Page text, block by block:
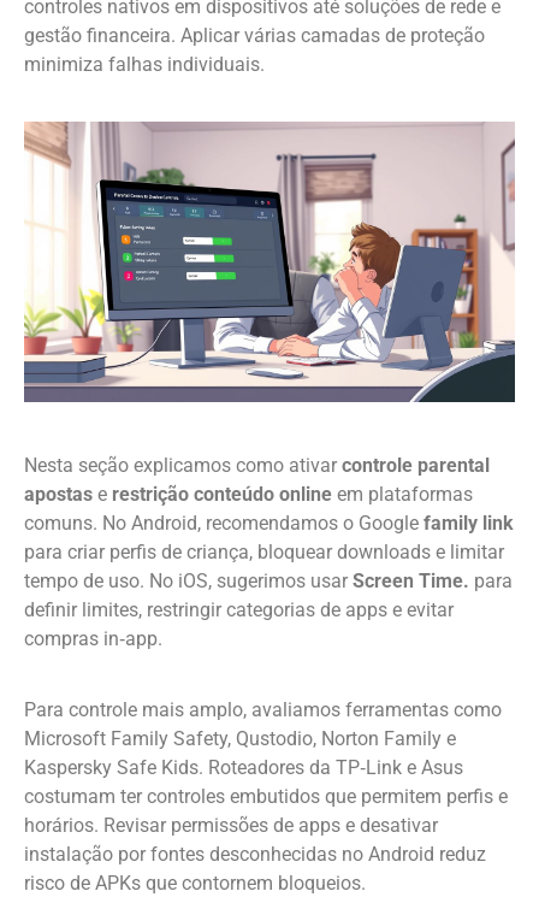
controles nativos em dispositivos até soluções de rede e
gestão financeira. Aplicar várias camadas de proteção
minimiza falhas individuais.
Nesta seção explicamos como ativar controle parental
apostas e restrição conteúdo online em plataformas
comuns. No Android, recomendamos o Google family link
para criar perfis de criança, bloquear downloads e limitar
tempo de uso. No iOS, sugerimos usar Screen Time. para
definir limites, restringir categorias de apps e evitar
compras in‑app.
Para controle mais amplo, avaliamos ferramentas como
Microsoft Family Safety, Qustodio, Norton Family e
Kaspersky Safe Kids. Roteadores da TP‑Link e Asus
costumam ter controles embutidos que permitem perfis e
horários. Revisar permissões de apps e desativar
instalação por fontes desconhecidas no Android reduz
risco de APKs que contornem bloqueios.